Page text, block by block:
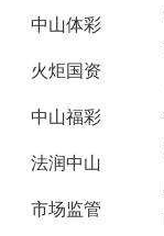
中山体彩
火炬国资
中山福彩
法润中山
市场监管